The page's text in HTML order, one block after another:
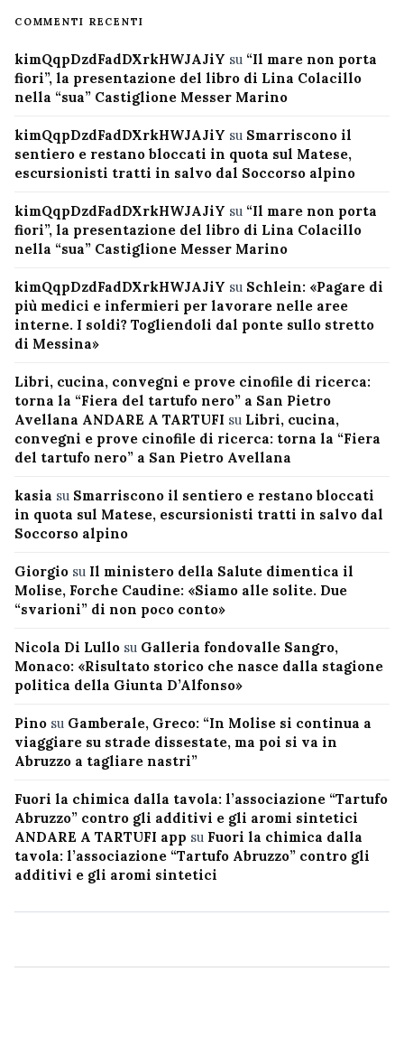
COMMENTI RECENTI
kimQqpDzdFadDXrkHWJAJiY su “Il mare non porta
fiori”, la presentazione del libro di Lina Colacillo
nella “sua” Castiglione Messer Marino
kimQqpDzdFadDXrkHWJAJiY su Smarriscono il
sentiero e restano bloccati in quota sul Matese,
escursionisti tratti in salvo dal Soccorso alpino
kimQqpDzdFadDXrkHWJAJiY su “Il mare non porta
fiori”, la presentazione del libro di Lina Colacillo
nella “sua” Castiglione Messer Marino
kimQqpDzdFadDXrkHWJAJiY su Schlein: «Pagare di
più medici e infermieri per lavorare nelle aree
interne. I soldi? Togliendoli dal ponte sullo stretto
di Messina»
Libri, cucina, convegni e prove cinofile di ricerca:
torna la “Fiera del tartufo nero” a San Pietro
Avellana ANDARE A TARTUFI su Libri, cucina,
convegni e prove cinofile di ricerca: torna la “Fiera
del tartufo nero” a San Pietro Avellana
kasia su Smarriscono il sentiero e restano bloccati
in quota sul Matese, escursionisti tratti in salvo dal
Soccorso alpino
Giorgio su Il ministero della Salute dimentica il
Molise, Forche Caudine: «Siamo alle solite. Due
“svarioni” di non poco conto»
Nicola Di Lullo su Galleria fondovalle Sangro,
Monaco: «Risultato storico che nasce dalla stagione
politica della Giunta D’Alfonso»
Pino su Gamberale, Greco: “In Molise si continua a
viaggiare su strade dissestate, ma poi si va in
Abruzzo a tagliare nastri”
Fuori la chimica dalla tavola: l’associazione “Tartufo
Abruzzo” contro gli additivi e gli aromi sintetici
ANDARE A TARTUFI app su Fuori la chimica dalla
tavola: l’associazione “Tartufo Abruzzo” contro gli
additivi e gli aromi sintetici